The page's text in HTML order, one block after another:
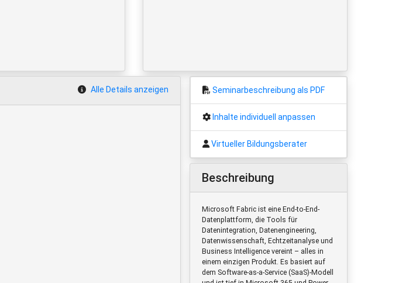
Alle Details anzeigen Seminarbeschreibung als PDF
Inhalte individuell anpassen
Virtueller Bildungsberater
Beschreibung
Microsoft Fabric ist eine End-to-End-
Datenplattform, die Tools für
Datenintegration, Datenengineering,
Datenwissenschaft, Echtzeitanalyse und
Business Intelligence vereint – alles in
einem einzigen Produkt. Es basiert auf
dem Software-as-a-Service (SaaS)-Modell